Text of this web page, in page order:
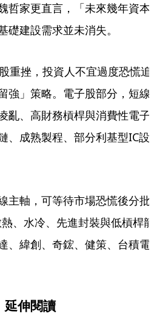
哲家更直言，「未來幾年資本
建設需求並未消失。
重挫，投資人不宜過度恐慌追
強」策略。電子股部分，短線
亂、高財務槓桿與消費性電子
、成熟製程、部分利基型IC設
主軸，可等待市場恐慌後分批
、水冷、先進封裝與低槓桿龍
、緯創、奇鋐、健策、台積電
延伸閱讀